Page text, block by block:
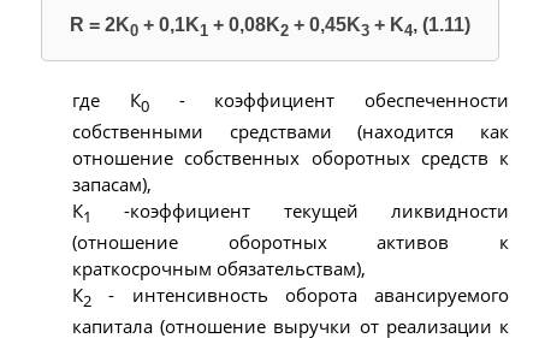
R = 2K0+ 0,1K1 + 0,08K2+ 0,45K3+ K4, (1.11)
где К0- коэффициент обеспеченности
собственными средствами (находится как
отношение собственных оборотных средств к
запасам),
К1
-коэффициент текущей ликвидности
(отношение оборотных активов к
краткосрочным обязательствам),
К2 - интенсивность оборота авансируемого
капитала (отношение выручки от реализации к